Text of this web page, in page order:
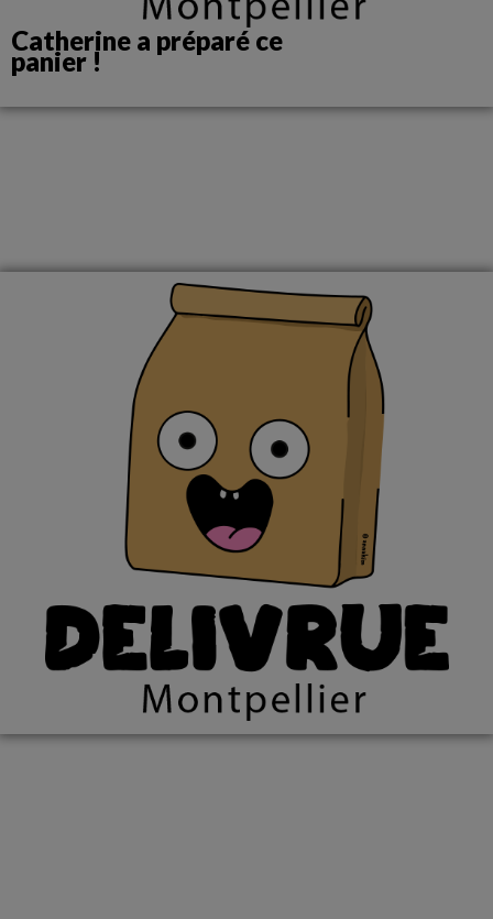
Catherine a préparé ce
panier !